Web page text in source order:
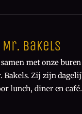
Bakels
met onze
Bakels. Zij zijn
lunch, diner en café.